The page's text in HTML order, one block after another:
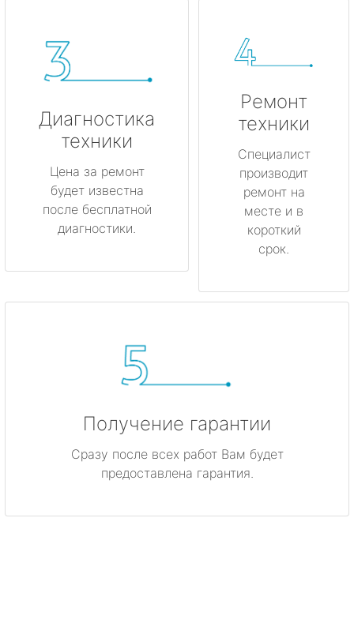
Диагностика
техники
Цена за ремонт
будет известна
после бесплатной
диагностики.
Ремонт
техники
Специалист
производит
ремонт на
месте и в
короткий
срок.
Получение гарантии
Сразу после всех работ Вам будет
предоставлена гарантия.